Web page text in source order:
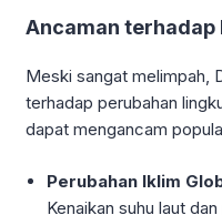
Ancaman terhadap
Meski sangat melimpah,
terhadap perubahan
dapat mengancam
Perubahan Iklim
Kenaikan suhu laut